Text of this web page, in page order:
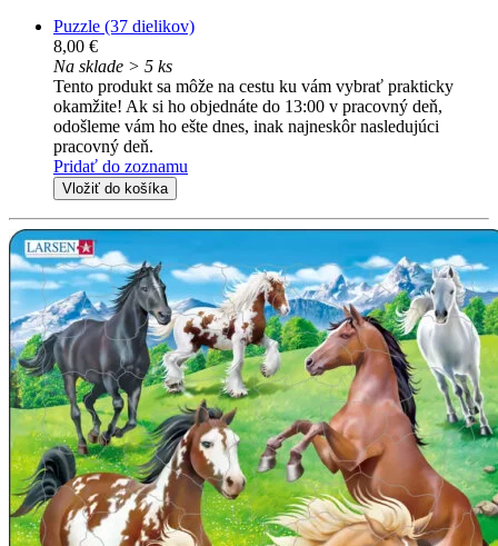
Puzzle (37 dielikov)
8,00 €
Na sklade > 5 ks
Tento produkt sa môže na cestu ku vám vybrať prakticky
okamžite! Ak si ho objednáte do 13:00 v pracovný deň,
odošleme vám ho ešte dnes, inak najneskôr nasledujúci
pracovný deň.
Pridať do zoznamu
Vložiť do košíka